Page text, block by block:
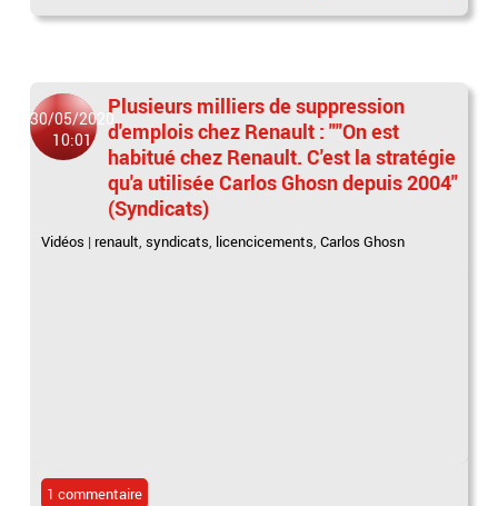
30/05/2020
10:01
Plusieurs milliers de suppression
d'emplois chez Renault : ""On est
habitué chez Renault. C'est la stratégie
qu'a utilisée Carlos Ghosn depuis 2004"
(Syndicats)
Vidéos | renault,syndicats, licencicements,Carlos Ghosn
1 commentaire